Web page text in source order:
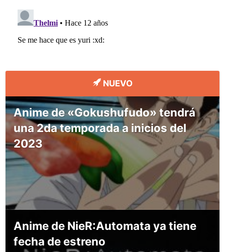
NUEVO
Anime de «Gokushufudo» tendrá
una 2da temporada a inicios del
2023
Anime de NieR:Automata ya tiene
fecha de estreno